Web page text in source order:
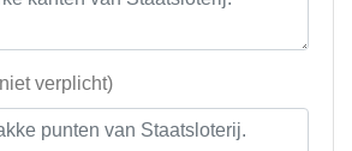
verplicht)